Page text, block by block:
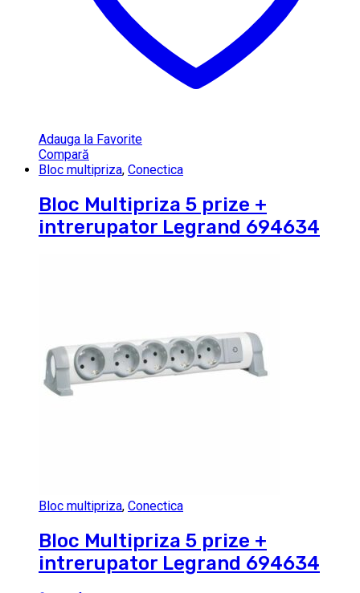
Adauga la Favorite
Compară
Bloc multipriza, Conectica
Bloc Multipriza 5 prize +
intrerupator Legrand 694634
Bloc multipriza, Conectica
Bloc Multipriza 5 prize +
intrerupator Legrand 694634